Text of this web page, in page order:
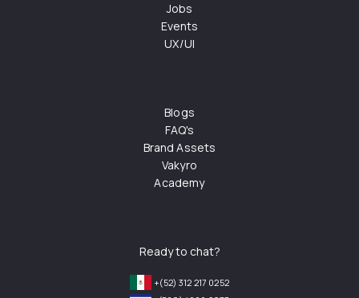
Jobs
Events
UX/UI
Blogs
FAQ's
Brand Assets
Vakyro
Academy
Ready to chat?
+(52) 312 217 0252